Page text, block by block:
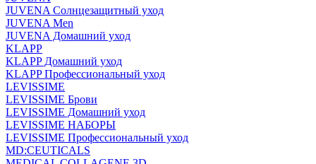
JUVENA Солнцезащитный уход
JUVENA Men
JUVENA Домашний уход
KLAPP
KLAPP Домашний уход
KLAPP Профессиональный уход
LEVISSIME
LEVISSIME Брови
LEVISSIME Домашний уход
LEVISSIME НАБОРЫ
LEVISSIME Профессиональный уход
MD:CEUTICALS